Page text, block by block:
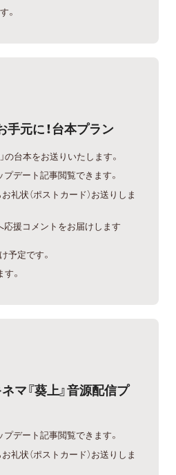
。
手元に！台本プラン
の台本をお送りいたします。
デート記事閲覧できます。
礼状（ポストカード）お送りしま
援コメントをお届けします
予定です。
。
マ『葵上』音源配信プ
デート記事閲覧できます。
礼状（ポストカード）お送りしま